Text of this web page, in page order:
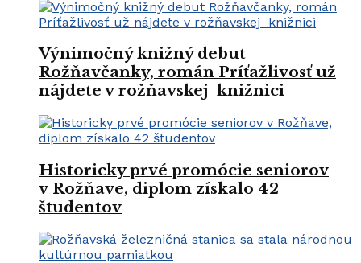
Výnimočný knižný debut
Rožňavčanky, román Príťažlivosť už
nájdete v rožňavskej knižnici
Historicky prvé promócie seniorov
v Rožňave, diplom získalo 42
študentov